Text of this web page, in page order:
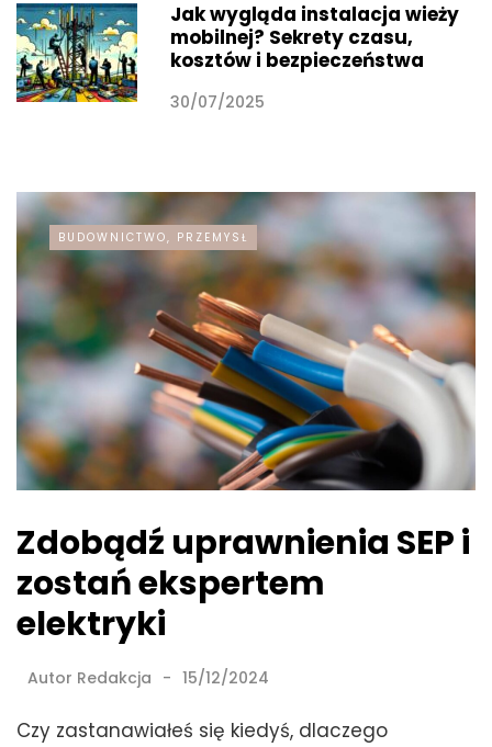
Jak wygląda instalacja wieży
mobilnej? Sekrety czasu,
kosztów i bezpieczeństwa
30/07/2025
BUDOWNICTWO, PRZEMYSŁ
Zdobądź uprawnienia SEP i
zostań ekspertem
elektryki
Autor Redakcja 15/12/2024
Czy zastanawiałeś się kiedyś, dlaczego